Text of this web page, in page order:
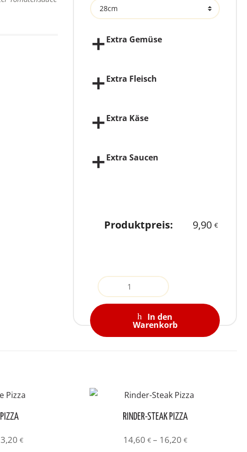
Extra Gemüse
Extra Fleisch
Extra Käse
Extra Saucen
Produktpreis: 9,90€
Quantity
In den
Warenkorb
€Preisspanne:
RINDER-STEAK PIZZA
14,60 € – 16,20 €Preisspanne: